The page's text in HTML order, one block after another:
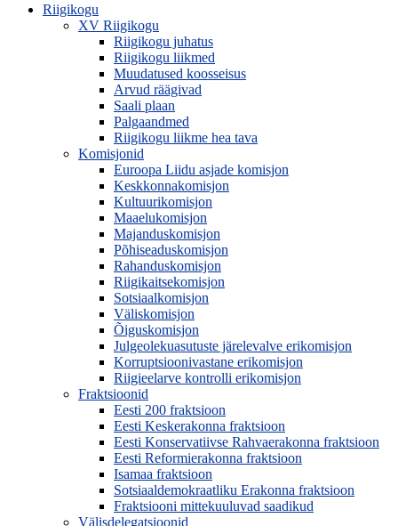
Riigikogu
XV Riigikogu
Riigikogu juhatus
Riigikogu liikmed
Muudatused koosseisus
Arvud räägivad
Saali plaan
Palgaandmed
Riigikogu liikme hea tava
Komisjonid
Euroopa Liidu asjade komisjon
Keskkonnakomisjon
Kultuurikomisjon
Maaelukomisjon
Majanduskomisjon
Põhiseaduskomisjon
Rahanduskomisjon
Riigikaitsekomisjon
Sotsiaalkomisjon
Väliskomisjon
Õiguskomisjon
Julgeolekuasutuste järelevalve erikomisjon
Korruptsioonivastane erikomisjon
Riigieelarve kontrolli erikomisjon
Fraktsioonid
Eesti 200 fraktsioon
Eesti Keskerakonna fraktsioon
Eesti Konservatiivse Rahvaerakonna fraktsioon
Eesti Reformierakonna fraktsioon
Isamaa fraktsioon
Sotsiaaldemokraatliku Erakonna fraktsioon
Fraktsiooni mittekuuluvad saadikud
Välisdelegatsioonid